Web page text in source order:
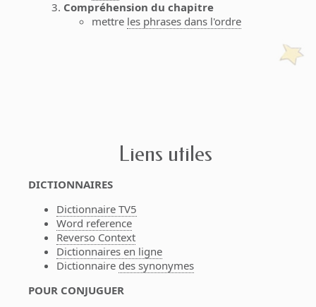
Compréhension du chapitre
mettre les phrases dans l'ordre
Liens utiles
DICTIONNAIRES
Dictionnaire TV5
Word reference
Reverso Context
Dictionnaires en ligne
Dictionnaire des synonymes
POUR CONJUGUER